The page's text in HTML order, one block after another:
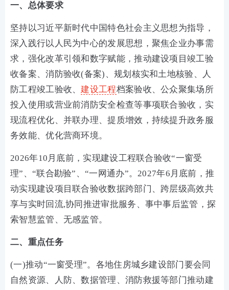
一、总体要求
坚持以习近平新时代中国特色社会主义思想为指导，
深入践行以人民为中心的发展思想，聚焦企业办事需
求，强化改革引领和数字赋能，推动建设项目竣工验
收备案、消防验收(备案)、规划核实和土地核验、人
防工程竣工验收、建设工程档案验收、公众聚集场所
投入使用或营业前消防安全检查等事项联合验收，实
现流程优化、并联办理、提质增效，持续提升政务服
务效能、优化营商环境。
2026年10月底前，实现建设工程联合验收“一窗受
理”、“联合勘验”、“一网通办”。2027年6月底前，推
动实现建设项目联合验收数据跨部门、跨层级高效共
享与实时回流,协同推进审批服务、事中事后监管，探
索智慧监管、无感监管。
二、重点任务
(一)推动“一窗受理”。各地住房城乡建设部门要会同
自然资源、人防、数据管理、消防救援等部门推动建